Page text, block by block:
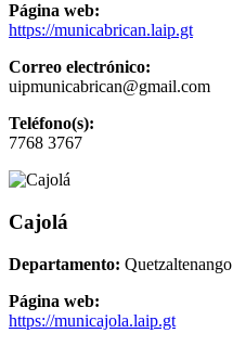
Página web:
https://municabrican.laip.gt
Correo electrónico:
uipmunicabrican@gmail.com
Teléfono(s):
7768 3767
Cajolá
Departamento: Quetzaltenango
Página web:
https://municajola.laip.gt